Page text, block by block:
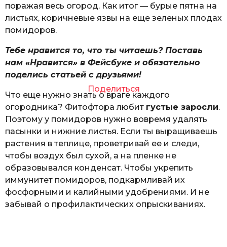
поражая весь огород. Как итог — бурые пятна на
листьях, коричневые язвы на еще зеленых плодах
помидоров.
Тебе нравится то, что ты читаешь? Поставь
нам «Нравится» в Фейсбуке и обязательно
поделись статьей с друзьями!
Поделиться
Что еще нужно знать о враге каждого
огородника? Фитофтора любит густые заросли.
Поэтому у помидоров нужно вовремя удалять
пасынки и нижние листья. Если ты выращиваешь
растения в теплице, проветривай ее и следи,
чтобы воздух был сухой, а на пленке не
образовывался конденсат. Чтобы укрепить
иммунитет помидоров, подкармливай их
фосфорными и калийными удобрениями. И не
забывай о профилактических опрыскиваниях.